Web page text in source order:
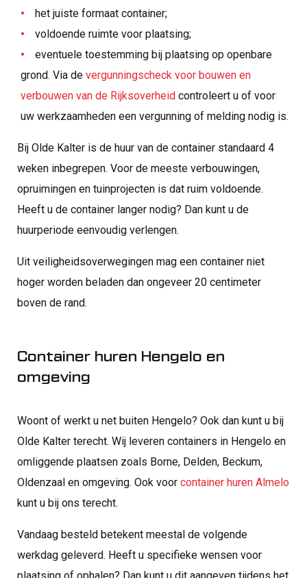
het juiste formaat container;
voldoende ruimte voor plaatsing;
eventuele toestemming bij plaatsing op openbare
grond. Via de vergunningscheck voor bouwen en
verbouwen van de Rijksoverheid controleert u of voor
uw werkzaamheden een vergunning of melding nodig is.
Bij Olde Kalter is de huur van de container standaard 4
weken inbegrepen. Voor de meeste verbouwingen,
opruimingen en tuinprojecten is dat ruim voldoende.
Heeft u de container langer nodig? Dan kunt u de
huurperiode eenvoudig verlengen.
Uit veiligheidsoverwegingen mag een container niet
hoger worden beladen dan ongeveer 20 centimeter
boven de rand.
Container huren Hengelo en
omgeving
Woont of werkt u net buiten Hengelo? Ook dan kunt u bij
Olde Kalter terecht. Wij leveren containers in Hengelo en
omliggende plaatsen zoals Borne, Delden, Beckum,
Oldenzaal en omgeving. Ook voor container huren Almelo
kunt u bij ons terecht.
Vandaag besteld betekent meestal de volgende
werkdag geleverd. Heeft u specifieke wensen voor